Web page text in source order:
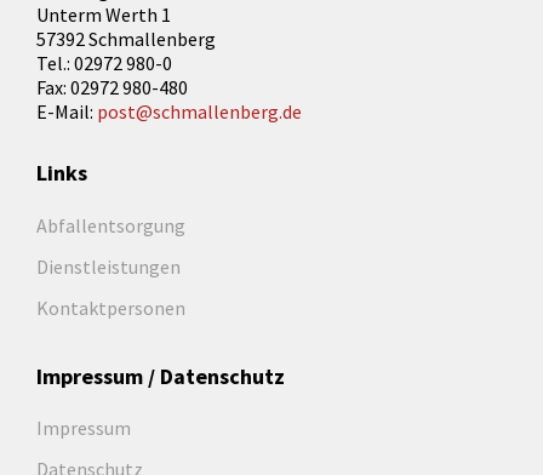
Unterm Werth 1
57392 Schmallenberg
Tel.: 02972 980-0
Fax: 02972 980-480
E-Mail: post@schmallenberg.de
Links
Abfallentsorgung
Dienstleistungen
Kontaktpersonen
Impressum / Datenschutz
Impressum
Datenschutz